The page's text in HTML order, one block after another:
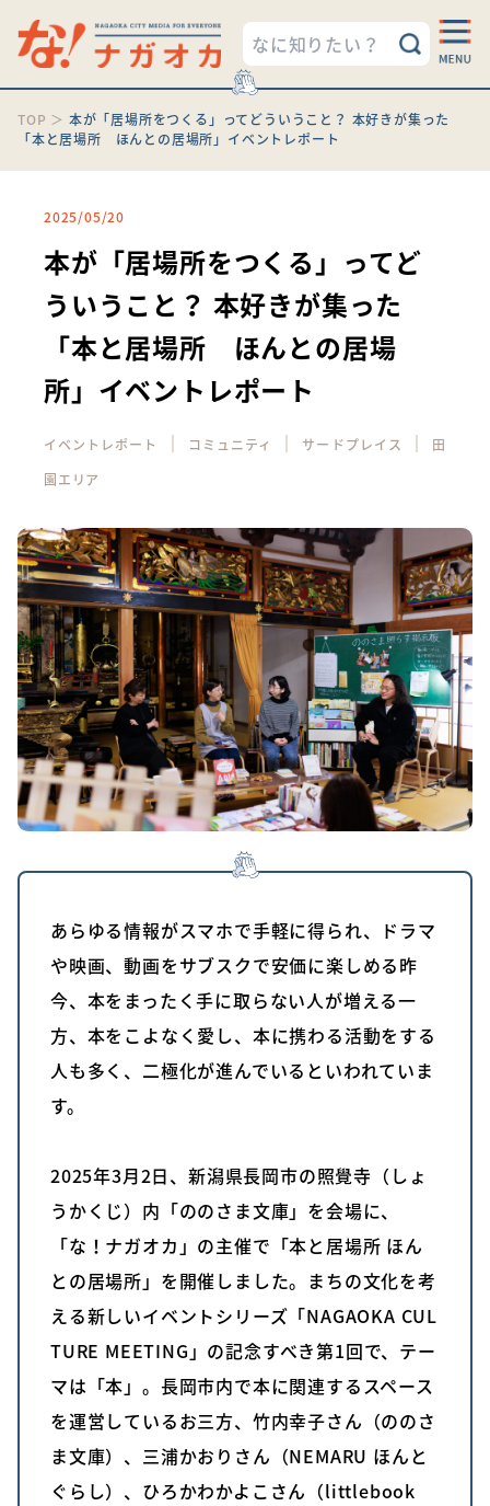
TOP ＞ 本が「居場所をつくる」ってどういうこと？ 本好きが集った
「本と居場所 ほんとの居場所」イベントレポート
2025/05/20
本が「居場所をつくる」ってど
ういうこと？ 本好きが集った
「本と居場所 ほんとの居場
所」イベントレポート
イベントレポート ｜ コミュニティ ｜サードプレイス ｜
田
園エリア
あらゆる情報がスマホで手軽に得られ、ドラマ
や映画、動画をサブスクで安価に楽しめる昨
今、本をまったく手に取らない人が増える一
方、本をこよなく愛し、本に携わる活動をする
人も多く、二極化が進んでいるといわれていま
す。
2025年3月2日、新潟県長岡市の照覺寺（しょ
うかくじ）内「ののさま文庫」を会場に、
「な！ナガオカ」の主催で「本と居場所 ほん
との居場所」を開催しました。まちの文化を考
える新しいイベントシリーズ「NAGAOKA CUL
TURE MEETING」の記念すべき第1回で、テー
マは「本」。長岡市内で本に関連するスペース
を運営しているお三方、竹内幸子さん（ののさ
ま文庫）、三浦かおりさん（NEMARU ほんと
ぐらし）、ひろかわかよこさん（littlebook